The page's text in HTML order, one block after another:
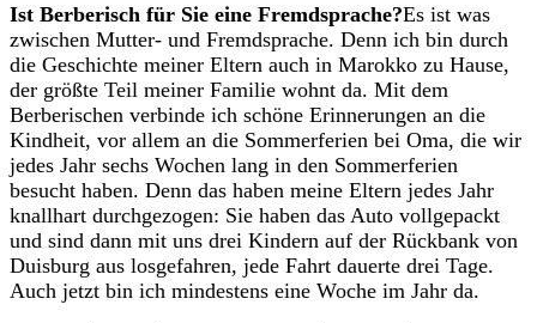
Ist Berberisch für Sie eine Fremdsprache?Es ist was
zwischen Mutter- und Fremdsprache. Denn ich bin durch
die Geschichte meiner Eltern auch in Marokko zu Hause,
der größte Teil meiner Familie wohnt da. Mit dem
Berberischen verbinde ich schöne Erinnerungen an die
Kindheit, vor allem an die Sommerferien bei Oma, die wir
jedes Jahr sechs Wochen lang in den Sommerferien
besucht haben. Denn das haben meine Eltern jedes Jahr
knallhart durchgezogen: Sie haben das Auto vollgepackt
und sind dann mit uns drei Kindern auf der Rückbank von
Duisburg aus losgefahren, jede Fahrt dauerte drei Tage.
Auch jetzt bin ich mindestens eine Woche im Jahr da.